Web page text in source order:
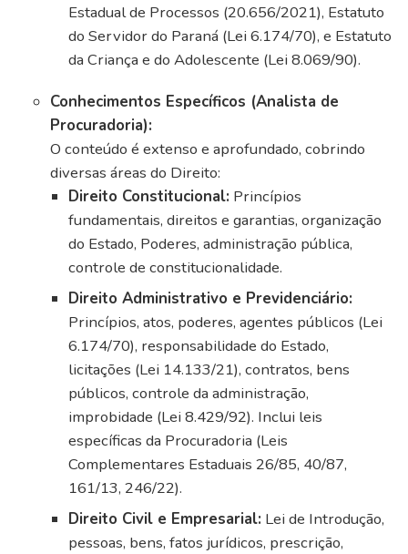
Estadual de Processos (20.656/2021), Estatuto
do Servidor do Paraná (Lei 6.174/70), e Estatuto
da Criança e do Adolescente (Lei 8.069/90).
Conhecimentos Específicos (Analista de
Procuradoria):
O conteúdo é extenso e aprofundado, cobrindo
diversas áreas do Direito:
Direito Constitucional: Princípios
fundamentais, direitos e garantias, organização
do Estado, Poderes, administração pública,
controle de constitucionalidade.
Direito Administrativo e Previdenciário:
Princípios, atos, poderes, agentes públicos (Lei
6.174/70), responsabilidade do Estado,
licitações (Lei 14.133/21), contratos, bens
públicos, controle da administração,
improbidade (Lei 8.429/92). Inclui leis
específicas da Procuradoria (Leis
Complementares Estaduais 26/85, 40/87,
161/13, 246/22).
Direito Civil e Empresarial: Lei de Introdução,
pessoas, bens, fatos jurídicos, prescrição,